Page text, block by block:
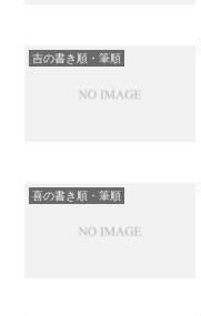
吉の書き順・筆順
喜の書き順・筆順